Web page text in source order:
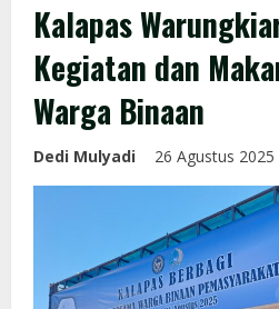
Kalapas
Kegiatan dan
Warga Binaan
Dedi Mulyadi 26 Agustus 2025